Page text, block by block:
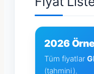
2026
Tüm fiyatlar
(tahmini).